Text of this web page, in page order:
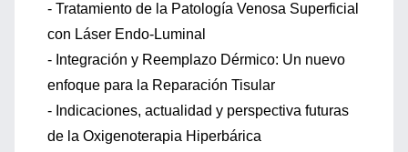
- Tratamiento de la Patología Venosa Superficial
con Láser Endo-Luminal
- Integración y Reemplazo Dérmico: Un nuevo
enfoque para la Reparación Tisular
- Indicaciones, actualidad y perspectiva futuras
de la Oxigenoterapia Hiperbárica